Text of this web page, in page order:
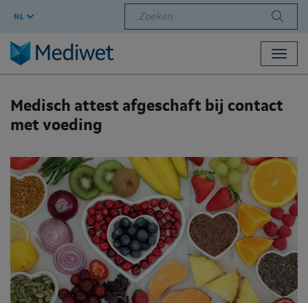
NL Zoeken
Medisch attest afgeschaft bij contact
met voeding